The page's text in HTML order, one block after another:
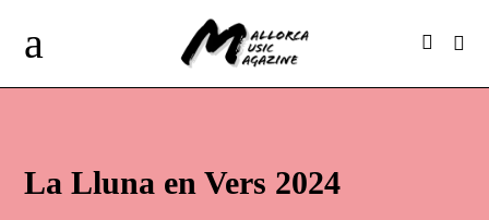
La Lluna en Vers 2024